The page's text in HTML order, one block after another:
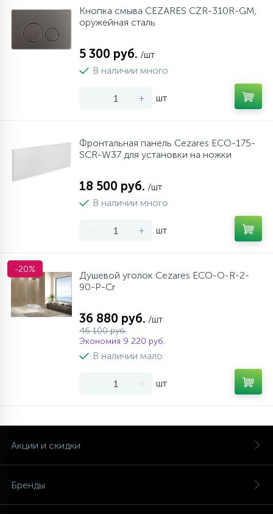
Кнопка смыва CEZARES CZR-310R-GM,
оружейная сталь
5 300 руб. /шт
В наличии много
- + шт
Фронтальная панель Cezares ECO-175-
SCR-W37 для установки на ножки
18 500 руб. /шт
В наличии много
- + шт
-20%
Душевой уголок Cezares ECO-O-R-2-
90-P-Cr
36 880 руб. /шт
46 100 руб.
Экономия 9 220 руб.
В наличии мало
- + шт
Акции и скидки
Бренды